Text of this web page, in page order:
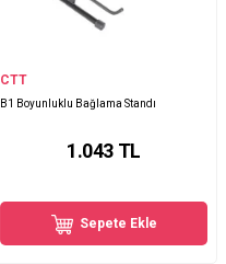
CTT
B1 Boyunluklu Bağlama Standı
1.043 TL
Sepete Ekle